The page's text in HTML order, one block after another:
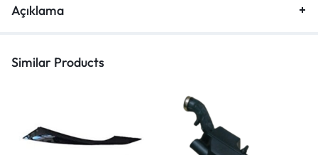
Açıklama
Similar Products